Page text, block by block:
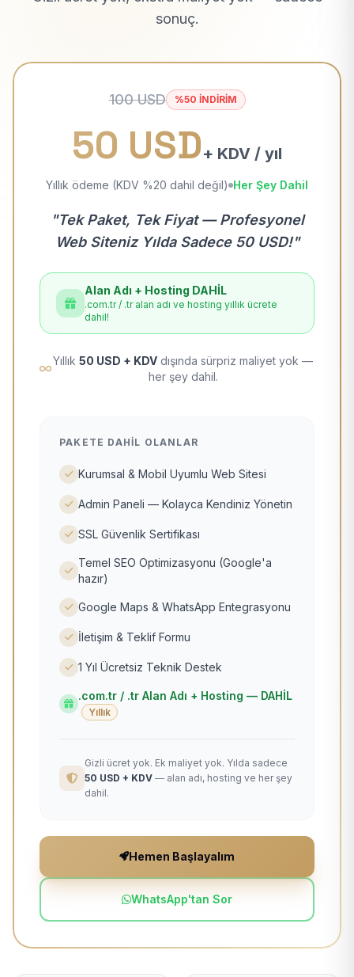
sonuç.
100 USD %50 İNDİRİM
50 USD+ KDV / yıl
Yıllık ödeme (KDV %20 dahil değil) Her Şey Dahil
"Tek Paket, Tek Fiyat — Profesyonel
Web Siteniz Yılda Sadece 50 USD!"
Alan Adı + Hosting DAHİL
.com.tr / .tr alan adı ve hosting yıllık ücrete
dahil!
Yıllık 50 USD + KDV dışında sürpriz maliyet yok —
her şey dahil.
PAKETE DAHIL OLANLAR
Kurumsal & Mobil Uyumlu Web Sitesi
Admin Paneli — Kolayca Kendiniz Yönetin
SSL Güvenlik Sertifikası
Temel SEO Optimizasyonu (Google'a
hazır)
Google Maps & WhatsApp Entegrasyonu
İletişim & Teklif Formu
1 Yıl Ücretsiz Teknik Destek
.com.tr / .tr Alan Adı + Hosting — DAHİL
Yıllık
Gizli ücret yok. Ek maliyet yok. Yılda sadece
50 USD + KDV — alan adı, hosting ve her şey
dahil.
Hemen Başlayalım
WhatsApp'tan Sor